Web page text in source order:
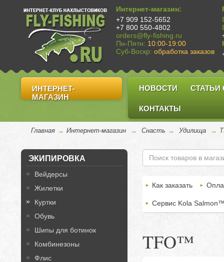
Интернет-магазин:
+7 909 152-5652
+7 800 550-4802
orders@fly-fishing.ru
Пн-Пятн: 10:00-19:00
Суб-Воскр: обработка заказов
ИНТЕРНЕТ-
МАГАЗИН
НОВОСТИ СТАТЬИ
КОНТАКТЫ
Главная → Интернет-магазин → Снасть → Удилища →
ЭКИПИРОВКА
Вейдерсы
Жилетки
Куртки
Обувь
Шипы для ботинок
Комбинезоны
Флис
Как заказать
Сервис Kola
TFO™